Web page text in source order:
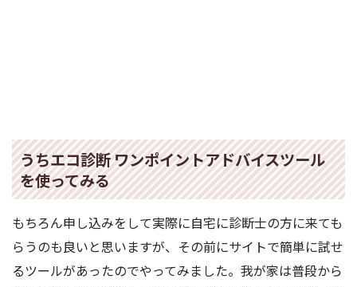
うちエコ診断 ワンポイントアドバイスツール
を使ってみる
もちろん申し込みをして実際に自宅に診断士の方に来ても
らうのも良いと思いますが、その前にサイトで簡単に試せ
るツールがあったのでやってみました。我が家は普段から